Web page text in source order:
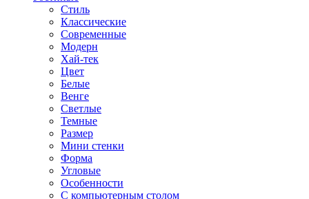
Стиль
Классические
Современные
Модерн
Хай-тек
Цвет
Белые
Венге
Светлые
Темные
Размер
Мини стенки
Форма
Угловые
Особенности
С компьютерным столом